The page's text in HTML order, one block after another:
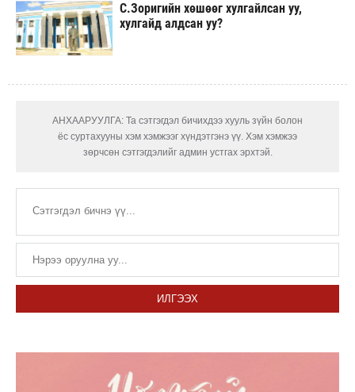
С.Зоригийн хөшөөг хулгайлсан уу,
хулгайд алдсан уу?
АНХААРУУЛГА: Та сэтгэгдэл бичихдээ хууль зүйн болон
ёс суртахууны хэм хэмжээг хүндэтгэнэ үү. Хэм хэмжээ
зөрчсөн сэтгэгдэлийг админ устгах эрхтэй.
ИЛГЭЭХ